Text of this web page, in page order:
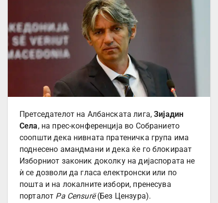
Претседателот на Албанската лига,Зијадин
Села, на прес-конференција во Собранието
соопшти дека нивната пратеничка група има
поднесено амандмани и дека ќе го блокираат
Изборниот законик доколку на дијаспората не
ѝ се дозволи да гласа електронски или по
пошта и на локалните избори, пренесува
порталот Pa Censurë(Без Цензура).